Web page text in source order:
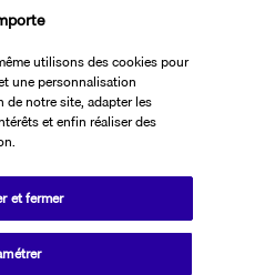
partenariat avec Transavia. Les ventes
utilisons des cookies pour
une personnalisation
notre site, adapter les
et enfin réaliser des
et fermer